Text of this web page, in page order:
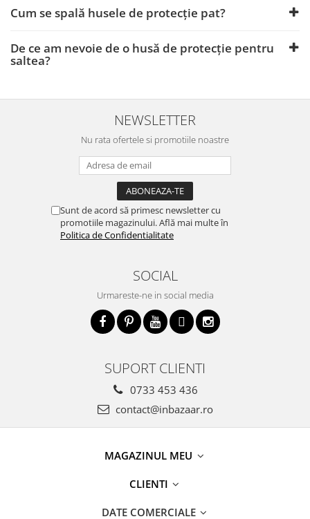
Cum se spală husele de protecție pat?
De ce am nevoie de o husă de protecție pentru
saltea?
NEWSLETTER
Nu rata ofertele si promotiile noastre
Sunt de acord să primesc newsletter cu
promotiile magazinului. Află mai multe în
Politica de Confidentialitate
SOCIAL
Urmareste-ne in social media
SUPORT CLIENTI
0733 453 436
contact@inbazaar.ro
MAGAZINUL MEU
CLIENTI
DATE COMERCIALE